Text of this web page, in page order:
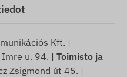
Kft. |
u. 94. | Toimisto ja
Zsigmond út 45. |